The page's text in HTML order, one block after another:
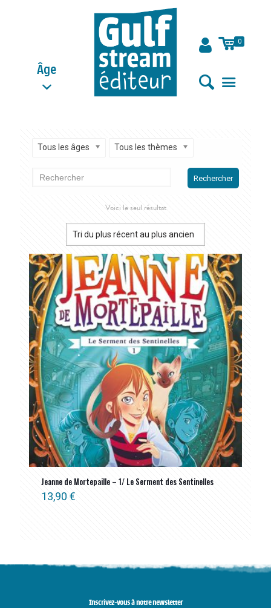
Âge
0
Tous les âges Tous les thèmes
Rechercher
Voici le seul résultat
Jeanne de Mortepaille – 1/ Le Serment des Sentinelles
13,90 €
Inscrivez-vous à notre newsletter